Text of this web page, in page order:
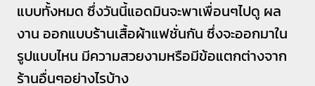
แบบทั้งหมด ซึ่งวันนี้แอดมินจะพาเพื่อนๆไปดู ผล
งาน ออกแบบร้านเสื้อผ้าแฟชั่นกัน ซึ่งจะออกมาใน
รูปแบบไหน มีความสวยงามหรือมีข้อแตกต่างจาก
ร้านอื่นๆอย่างไรบ้าง